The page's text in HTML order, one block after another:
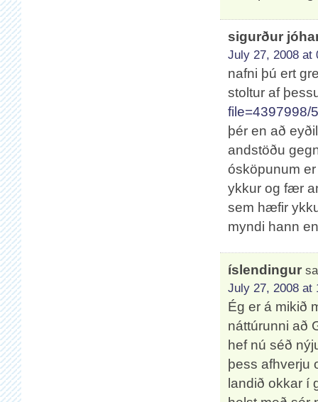
sigurður
July 27, 2008 at
nafni þú ert
stoltur af
file=4397998/
þér en að
andstöðu
ósköpunum
ykkur og fær
sem hæfir
myndi hann
íslendingur
July 27, 2008 at
Ég er á mikið
náttúrunni að
hef nú séð
þess afhverju
landið okkar í